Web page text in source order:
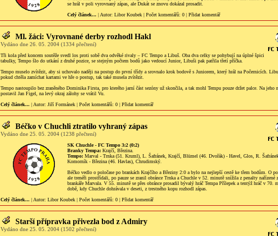
se hrál v poli vyrovnaný zápas, ale Dukát se znovu dokázal prosadit.
Celý článek... | Autor: Libor Koubek | Počet komentářů: 0 | Přidat komentář
Ml. žáci: Vyrovnané derby rozhodl Hakl
Vydáno dne 26. 05. 2004 (1334 přečtení)
Tři kola před koncem soutěže svedl los proti sobě dva odvěké rivaly – FC Tempo a Libuš. Oba dva celky se pohybují na úplné špici
tabulky, Tempo šlo do utkání z druhé pozice, se stejným počtem bodů jako vedoucí Junior, Libuši pak patřila třetí příčka.
Tempo muselo zvítězit, aby si uchovalo naději na postup do první třídy a srovnalo krok bodově s Juniorem, který hrál na Počernicích.
pokud chtěla zamíchat kartami ve hře o postup, tak také musela zvítězit.
Tempo nastoupilo bez zraněného Dominika Firsta, pro kterého jarní část sezóny už skončila, a tak mohl Tempu pouze držet palce. Na jeho
postavil Jan Figel, na levý okraj zálohy se vrátil Vu.
Celý článek... | Autor: Jiří Formánek | Počet komentářů: 0 | Přidat komentář
Béčko v Chuchli ztratilo vyhraný zápas
Vydáno dne 25. 05. 2004 (1238 přečtení)
SK Chuchle - FC Tempo 3:2 (0:2)
Branky Tempa: Krajčí, Březina.
Tempo: Marval - Trnka (51. Kruml), L. Šafránek, Krajčí, Blümel (46. Dvořák) - Havel, Glos, R.
Komorník - Březina (46. Havlas), Chrudimský.
Béčko vedlo o poločase po brankách Krajčího a Březiny 2:0 a bylo na nejlepší cestě ke třem bodům. O
ale trenéři prostřídali, po pauze se zranil obránce Trnka a Chuchle v 52. minutě snížila z penalty nařízené
brankáře Marvala. V 55. minutě se přes obránce prosadil bývalý hráč Tempa Přílepek a tentýž hráč v 70.
době, kdy Chuchle dohrávala v deseti, z trestného kopu rozhodl zápas.
Celý článek... | Autor: Libor Koubek | Počet komentářů: 0 | Přidat komentář
Starší přípravka přivezla bod z Admiry
Vydáno dne 25. 05. 2004 (1502 přečtení)